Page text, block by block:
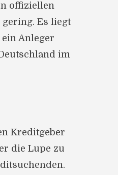
offiziellen
Es liegt
Anleger
im
Kreditgeber
die Lupe zu